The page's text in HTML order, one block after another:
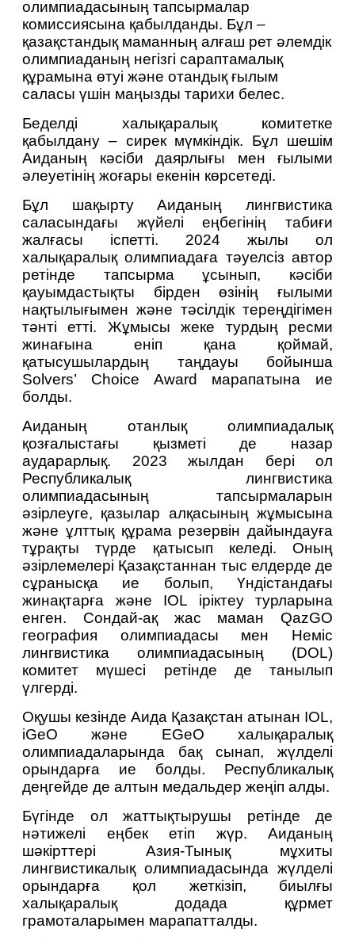
олимпиадасының тапсырмалар
комиссиясына қабылданды. Бұл –
қазақстандық маманның алғаш рет әлемдік
олимпиаданың негізгі сараптамалық
құрамына өтуі және отандық ғылым
саласы үшін маңызды тарихи белес.
Беделді халықаралық комитетке
қабылдану – сирек мүмкіндік. Бұл шешім
Аиданың кәсіби даярлығы мен ғылыми
әлеуетінің жоғары екенін көрсетеді.
Бұл шақырту Аиданың лингвистика
саласындағы жүйелі еңбегінің табиғи
жалғасы іспетті. 2024 жылы ол
халықаралық олимпиадаға тәуелсіз автор
ретінде тапсырма ұсынып, кәсіби
қауымдастықты бірден өзінің ғылыми
нақтылығымен және тәсілдік тереңдігімен
тәнті етті. Жұмысы жеке турдың ресми
жинағына еніп қана қоймай,
қатысушылардың таңдауы бойынша
Solvers’ Choice Award марапатына ие
болды.
Аиданың отанлық олимпиадалық
қозғалыстағы қызметі де назар
аударарлық. 2023 жылдан бері ол
Республикалық лингвистика
олимпиадасының тапсырмаларын
әзірлеуге, қазылар алқасының жұмысына
және ұлттық құрама резервін дайындауға
тұрақты түрде қатысып келеді. Оның
әзірлемелері Қазақстаннан тыс елдерде де
сұранысқа ие болып, Үндістандағы
жинақтарға және IOL іріктеу турларына
енген. Сондай-ақ жас маман QazGO
география олимпиадасы мен Неміс
лингвистика олимпиадасының (DOL)
комитет мүшесі ретінде де танылып
үлгерді.
Оқушы кезінде Аида Қазақстан атынан IOL,
iGeO және EGeO халықаралық
олимпиадаларында бақ сынап, жүлделі
орындарға ие болды. Республикалық
деңгейде де алтын медальдер жеңіп алды.
Бүгінде ол жаттықтырушы ретінде де
нәтижелі еңбек етіп жүр. Аиданың
шәкірттері Азия-Тынық мұхиты
лингвистикалық олимпиадасында жүлделі
орындарға қол жеткізіп, биылғы
халықаралық додада құрмет
грамоталарымен марапатталды.